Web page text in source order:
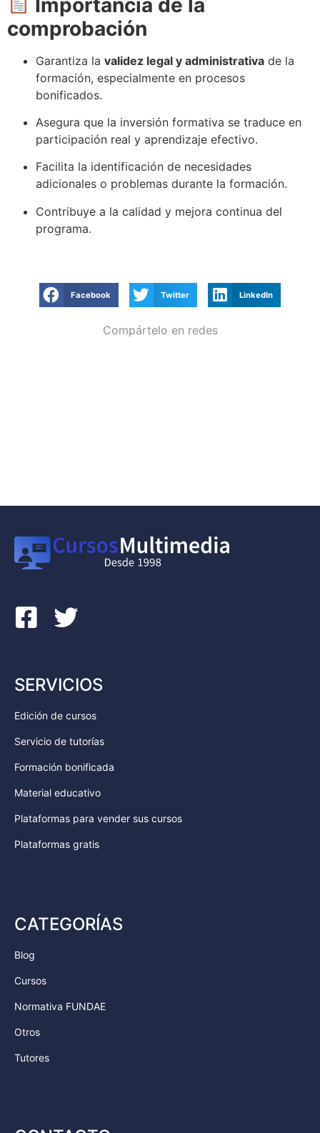
comprobación
Garantiza la validez legal y administrativa de la
formación, especialmente en procesos
bonificados.
Asegura que la inversión formativa se traduce en
participación real y aprendizaje efectivo.
Facilita la identificación de necesidades
adicionales o problemas durante la formación.
Contribuye a la calidad y mejora continua del
programa.
Facebook Twitter LinkedIn
Compártelo en redes
SERVICIOS
Edición de cursos
Servicio de tutorías
Formación bonificada
Material educativo
Plataformas para vender sus cursos
Plataformas gratis
CATEGORÍAS
Blog
Cursos
Normativa FUNDAE
Otros
Tutores